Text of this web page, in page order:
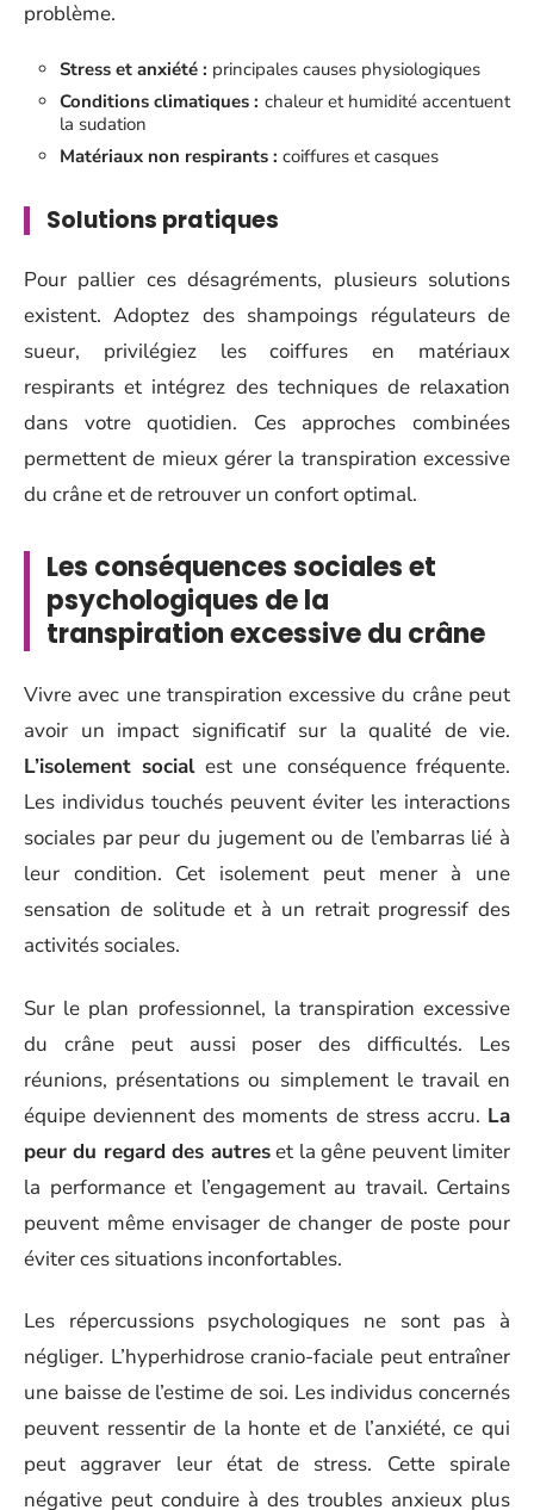
problème.
Stress et anxiété : principales causes physiologiques
Conditions climatiques : chaleur et humidité accentuent
la sudation
Matériaux non respirants : coiffures et casques
Solutions pratiques
Pour pallier ces désagréments, plusieurs solutions
existent. Adoptez des shampoings régulateurs de
sueur, privilégiez les coiffures en matériaux
respirants et intégrez des techniques de relaxation
dans votre quotidien. Ces approches combinées
permettent de mieux gérer la transpiration excessive
du crâne et de retrouver un confort optimal.
Les conséquences sociales et
psychologiques de la
transpiration excessive du crâne
Vivre avec une transpiration excessive du crâne peut
avoir un impact significatif sur la qualité de vie.
L’isolement socialest une conséquence fréquente.
Les individus touchés peuvent éviter les interactions
sociales par peur du jugement ou de l’embarras lié à
leur condition. Cet isolement peut mener à une
sensation de solitude et à un retrait progressif des
activités sociales.
Sur le plan professionnel, la transpiration excessive
du crâne peut aussi poser des difficultés. Les
réunions, présentations ou simplement le travail en
équipe deviennent des moments de stress accru. La
peur du regard des autreset la gêne peuvent limiter
la performance et l’engagement au travail. Certains
peuvent même envisager de changer de poste pour
éviter ces situations inconfortables.
Les répercussions psychologiques ne sont pas à
négliger. L’hyperhidrose cranio-faciale peut entraîner
une baisse de l’estime de soi. Les individus concernés
peuvent ressentir de la honte et de l’anxiété, ce qui
peut aggraver leur état de stress. Cette spirale
négative peut conduire à des troubles anxieux plus